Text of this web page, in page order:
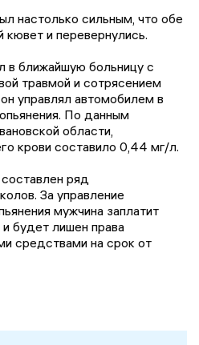
настолько сильным, что обе
и перевернулись.
в ближайшую больницу с
травмой и сотрясением
управлял автомобилем в
По данным
области,
крови составило 0,44 мг/л.
ряд
За управление
мужчина заплатит
будет лишен права
средствами на срок от